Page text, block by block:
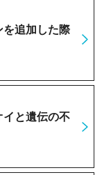
を追加した際
イと遺伝の不